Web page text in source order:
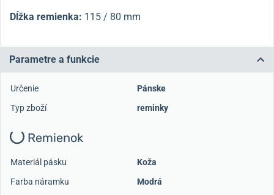
Dĺžka remienka: 115 / 80 mm
Parametre a funkcie
Určenie
Pánske
Typ zboží
reminky
Remienok
Materiál pásku
Koža
Farba náramku
Modrá